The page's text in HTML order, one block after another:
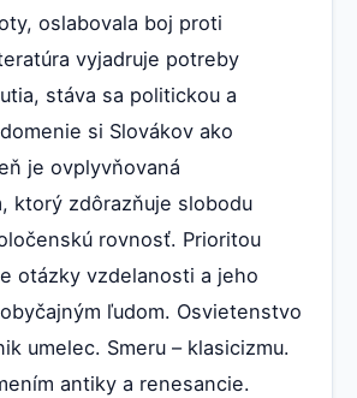
oslabovala boj proti
vyjadruje potreby
stáva sa politickou a
si Slovákov ako
je ovplyvňovaná
ktorý zdôrazňuje slobodu
rovnosť. Prioritou
otázky vzdelanosti a jeho
ľudom. Osvietenstvo
umelec. Smeru – klasicizmu.
antiky a renesancie.